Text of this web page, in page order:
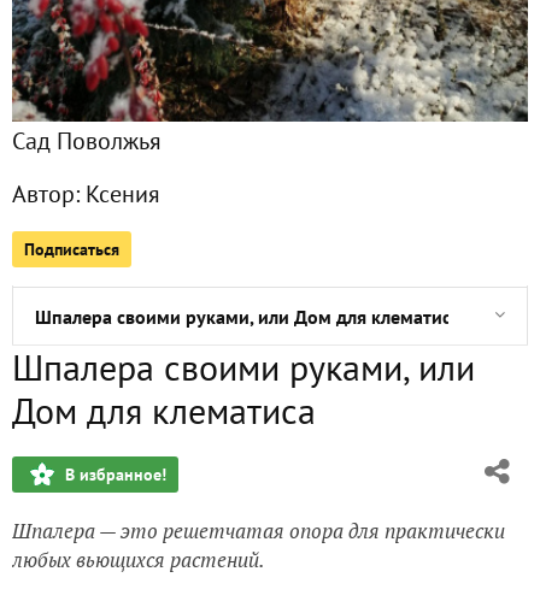
Сад Поволжья
Автор: Ксения
Подписаться
Львиный зев. Любимчик моего сада
Растим землянику. Первый опыт
Весенние закупки от магазина "Семь семян"
Дельфиниумы - сложно, но можно!
Клубничный дом, или Супергрядка
Шпалера своими руками, или Дом для клематиса
Пэчворк, или Задание по технологии для пятого класса
Обаяние старых вещей, или Вторая жизнь
История одной розы
Шпалера своими руками, или
Дом для клематиса
В избранное!
Шпалера — это решетчатая опора для практически
любых вьющихся растений.